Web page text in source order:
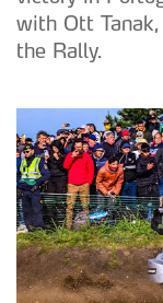
with Ott
the Rally.